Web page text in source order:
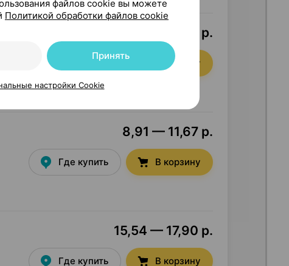
8,65 — 10,54 р.
Где купить В корзину
8,91 — 11,67 р.
Где купить В корзину
15,54 — 17,90 р.
Где купить В корзину
файлов cookie вы можете
Политикой обработки файлов cookie
Принять
настройки Cookie